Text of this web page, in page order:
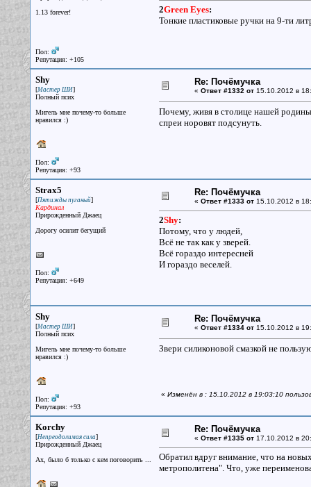
1.13 forever!
Пол:
Репутация: +105
2Green Eyes:
Тонкие пластиковые ручки на 9-ти
Shy
[Мастер ШИ]
Полный псих
Мигель мне почему-то больше
нравился :)
Пол:
Репутация: +93
Re: Почёмучка
« Ответ #1332 от15.10.2012 в
Почему, живя в столице нашей
спреи норовят подсунуть.
Strax5
[Пятижды пуганый]
Кардинал
Прирожденный Джаец
Дорогу осилит бегущий
Пол:
Репутация: +649
Re: Почёмучка
« Ответ #1333 от15.10.2012 в
2Shy:
Потому, что у людей,
Всё не так как у зверей.
Всё гораздо интересней
И гораздо веселей.
Shy
[Мастер ШИ]
Полный псих
Мигель мне почему-то больше
нравился :)
Пол:
Репутация: +93
Re: Почёмучка
« Ответ #1334 от15.10.2012 в
Звери силиконовой смазкой не
« Изменён в : 15.10.2012 в 19:03:10
Korchy
[Непреодолимая сила]
Прирожденный Джаец
Ах, было б только с кем поговорить ...
Re: Почёмучка
« Ответ #1335 от17.10.2012 в
Обратил вдруг внимание, что на
метрополитена". Что, уже